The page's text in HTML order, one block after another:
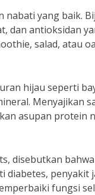
yang baik.
dan antioksidan
salad, atau
hijau seperti
Menyajikan
asupan protein
disebutkan
penyakit
fungsi